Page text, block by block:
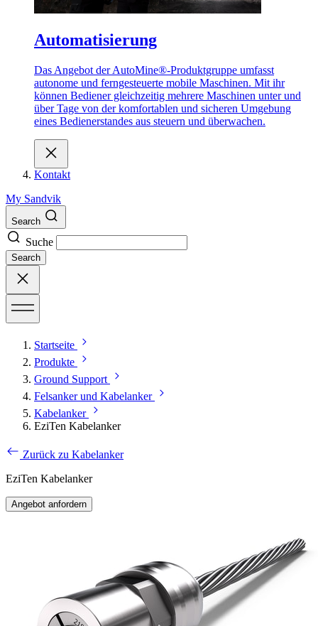
Automatisierung
Das Angebot der AutoMine®-Produktgruppe umfasst
autonome und ferngesteuerte mobile Maschinen. Mit ihr
können Bediener gleichzeitig mehrere Maschinen unter und
über Tage von der komfortablen und sicheren Umgebung
eines Bedienerstandes aus steuern und überwachen.
Kontakt
My Sandvik
Search
Suche
Search
Startseite
Produkte
Ground Support
Felsanker und Kabelanker
Kabelanker
EziTen Kabelanker
Zurück zu Kabelanker
EziTen Kabelanker
Angebot anfordern